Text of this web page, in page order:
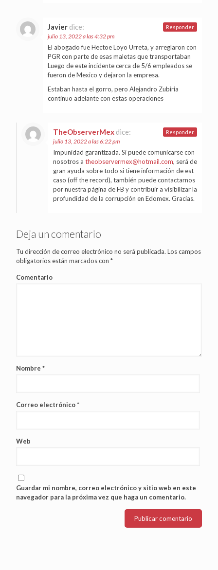
Javier dice:
julio 13, 2022 a las 4:32 pm
El abogado fue Hectoe Loyo Urreta, y arreglaron con
PGR con parte de esas maletas que transportaban
Luego de este incidente cerca de 5/6 empleados se
fueron de Mexico y dejaron la empresa.
Estaban hasta el gorro, pero Alejandro Zubiria
continuo adelante con estas operaciones
Responder
TheObserverMex dice:
julio 13, 2022 a las 6:22 pm
Impunidad garantizada. Si puede comunicarse con
nosotros a theobservermex@hotmail.com, será de
gran ayuda sobre todo si tiene información de est
caso (off the record), también puede contactarnos
por nuestra página de FB y contribuir a visibilizar la
profundidad de la corrupción en Edomex. Gracias.
Responder
Deja un comentario
Tu dirección de correo electrónico no será publicada. Los campos
obligatorios están marcados con *
Comentario
Nombre *
Correo electrónico*
Web
Guardar mi nombre, correo electrónico y sitio web en este
navegador para la próxima vez que haga un comentario.